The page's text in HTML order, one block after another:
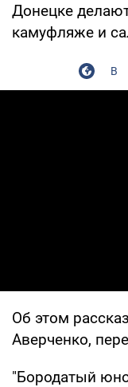
Донецке
камуфляже и
Об этом
Аверченко,
"Бородатый